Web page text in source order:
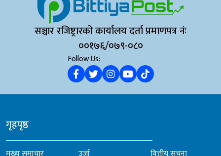
सञ्चार रजिष्ट्रारको कार्यालय दर्ता प्रमाणपत्र नंः
००१७६/०७९-०८०
Follow Us:
गृहपृष्ठ